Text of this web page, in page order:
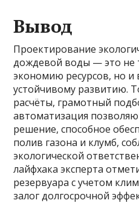
Вывод
Проектирование
дождевой воды — это не
экономию ресурсов, но
устойчивому развитию.
расчёты, грамотный
автоматизация
решение, способное
полив газона и клумб,
экологической
лайфхака эксперта
резервуара с учетом
залог долгосрочной